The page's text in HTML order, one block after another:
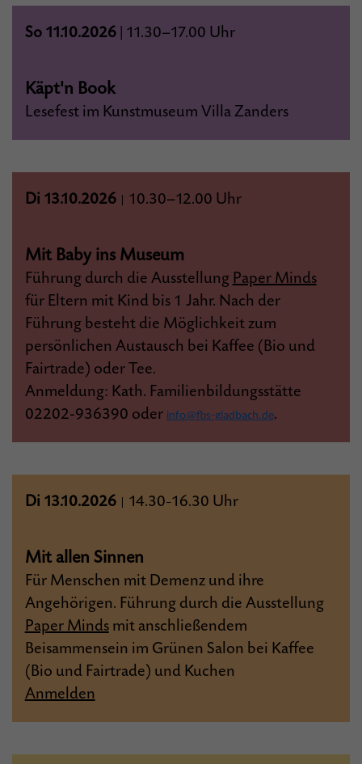
So 11.10.2026 11.30–17.00 Uhr
Käpt'n Book
Lesefest im Kunstmuseum Villa Zanders
Di 13.10.2026 10.30–12.00 Uhr
Mit Baby ins Museum
Führung durch die Ausstellung Paper Minds
für Eltern mit Kind bis 1 Jahr. Nach der
Führung besteht die Möglichkeit zum
persönlichen Austausch bei Kaffee (Bio und
Fairtrade) oder Tee.
Anmeldung: Kath. Familienbildungsstätte
02202-936390 oder info@fbs-gladbach.de.
Di 13.10.2026 14.30–16.30 Uhr
Mit allen Sinnen
Für Menschen mit Demenz und ihre
Angehörigen. Führung durch die Ausstellung
Paper Mindsmit anschließendem
Beisammensein im Grünen Salon bei Kaffee
(Bio und Fairtrade) und Kuchen
Anmelden